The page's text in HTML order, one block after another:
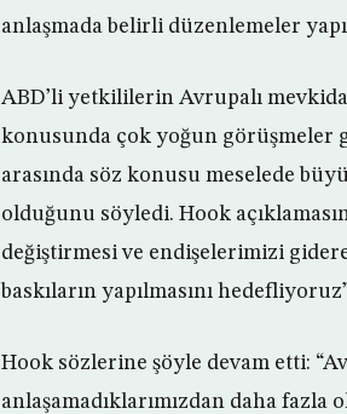
anlaşmada belirli düzenlemeler
ABD’li yetkililerin Avrupalı
konusunda çok yoğun görüşmeler
arasında söz konusu meselede
olduğunu söyledi. Hook
değiştirmesi ve endişelerimizi
baskıların yapılmasını
Hook sözlerine şöyle devam etti:
anlaşamadıklarımızdan daha fazla